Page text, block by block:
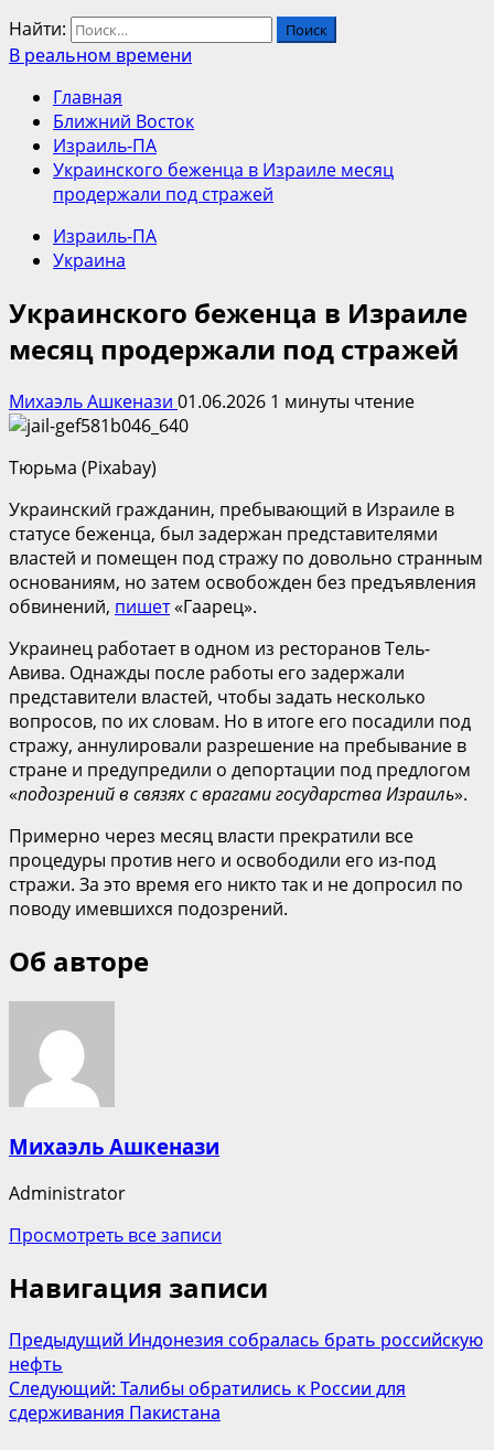
Найти:
В реальном времени
Главная
Ближний Восток
Израиль-ПА
Украинского беженца в Израиле месяц
продержали под стражей
Израиль-ПА
Украина
Украинского беженца в Израиле
месяц продержали под стражей
Михаэль Ашкенази 01.06.2026 1 минуты чтение
Тюрьма (Pixabay)
Украинский гражданин, пребывающий в Израиле в
статусе беженца, был задержан представителями
властей и помещен под стражу по довольно странным
основаниям, но затем освобожден без предъявления
обвинений, пишет«Гаарец».
Украинец работает в одном из ресторанов Тель-
Авива. Однажды после работы его задержали
представители властей, чтобы задать несколько
вопросов, по их словам. Но в итоге его посадили под
стражу, аннулировали разрешение на пребывание в
стране и предупредили о депортации под предлогом
«подозрений в связях с врагами государства Израиль».
Примерно через месяц власти прекратили все
процедуры против него и освободили его из-под
стражи. За это время его никто так и не допросил по
поводу имевшихся подозрений.
Об авторе
Михаэль Ашкенази
Administrator
Просмотреть все записи
Навигация записи
Предыдущий Индонезия собралась брать российскую
нефть
Следующий: Талибы обратились к России для
сдерживания Пакистана